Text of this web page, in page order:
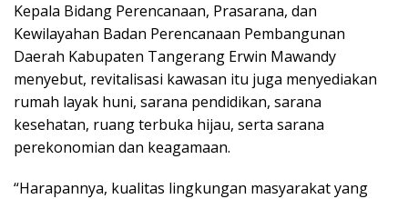
Kepala Bidang Perencanaan, Prasarana, dan
Kewilayahan Badan Perencanaan Pembangunan
Daerah Kabupaten Tangerang Erwin Mawandy
menyebut, revitalisasi kawasan itu juga menyediakan
rumah layak huni, sarana pendidikan, sarana
kesehatan, ruang terbuka hijau, serta sarana
perekonomian dan keagamaan.
“Harapannya, kualitas lingkungan masyarakat yang